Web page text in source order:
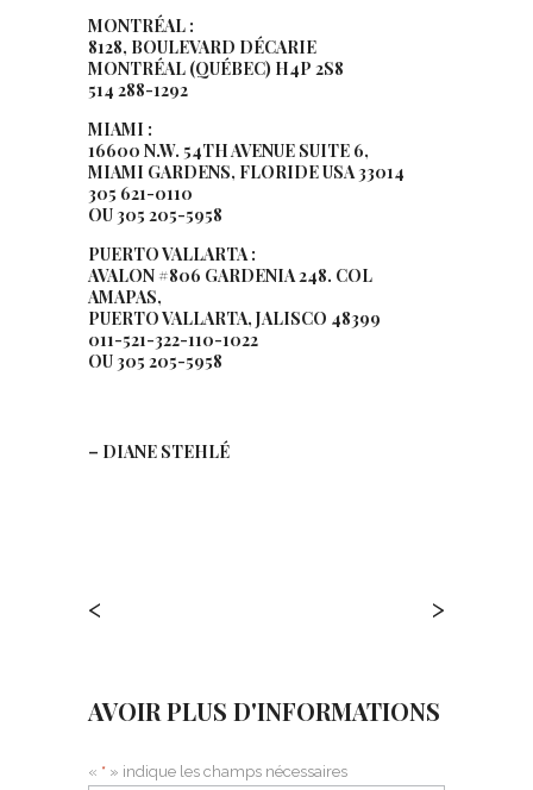
MONTRÉAL :
8128, BOULEVARD DÉCARIE
MONTRÉAL (QUÉBEC) H4P 2S8
514 288-1292
MIAMI :
16600 N.W. 54TH AVENUE SUITE 6,
MIAMI GARDENS, FLORIDE USA 33014
305 621-0110
OU 305 205-5958
PUERTO VALLARTA :
AVALON #806 GARDENIA 248. COL
AMAPAS,
PUERTO VALLARTA, JALISCO 48399
011-521-322-110-1022
OU 305 205-5958
– DIANE STEHLÉ
< >
AVOIR PLUS D'INFORMATIONS
« * » indique les champs nécessaires